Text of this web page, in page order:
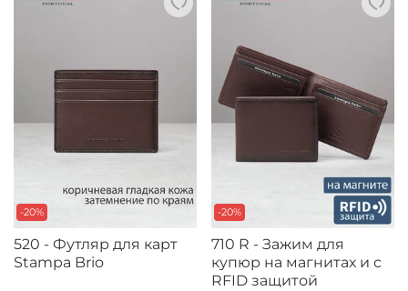
-20%
520 - Футляр для карт
Stampa Brio
-20%
710 R - Зажим для
купюр на магнитах и с
RFID защитой